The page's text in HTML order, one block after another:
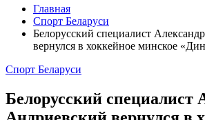
Главная
Спорт Беларуси
Белорусский специалист
вернулся в хоккейное минское
Спорт Беларуси
Белорусский специалист